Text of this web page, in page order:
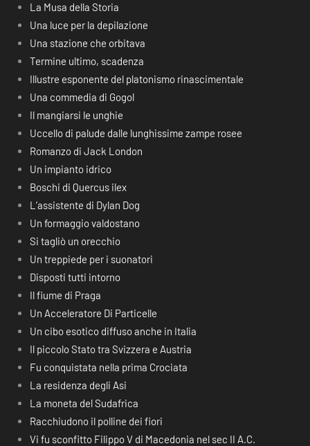
La Musa della Storia
Una luce per la depilazione
Una stazione che orbitava
Termine ultimo, scadenza
Illustre esponente del platonismo rinascimentale
Una commedia di Gogol
Il mangiarsi le unghie
Uccello di palude dalle lunghissime zampe rosee
Romanzo di Jack London
Un impianto idrico
Boschi di Quercus ilex
L’assistente di Dylan Dog
Un formaggio valdostano
Si tagliò un orecchio
Un treppiede per i suonatori
Disposti tutti intorno
Il fiume di Praga
Un Acceleratore Di Particelle
Un cibo esotico diffuso anche in Italia
Il piccolo Stato tra Svizzera e Austria
Fu conquistata nella prima Crociata
La residenza degli Asi
La moneta del Sudafrica
Racchiudono il polline dei fiori
Vi fu sconfitto Filippo V di Macedonia nel sec II A.C.